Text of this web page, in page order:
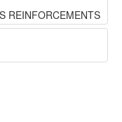
REINFORCEMENTS